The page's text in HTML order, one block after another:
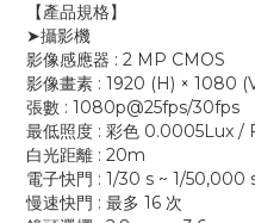
【產品規格】
➤攝影機
影像感應器 : 2 MP CMOS
影像畫素 : 1920 (H) × 1080
張數 : 1080p@25fps/30fps
最低照度 : 彩色 0.0005Lux /
白光距離 : 20m
電子快門 : 1/30 s ~ 1/50,000
慢速快門 : 最多 16 次